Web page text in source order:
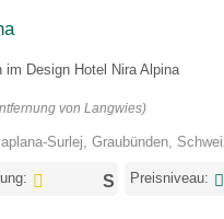
im Design Hotel Nira Alpina
von Langwies)
Surlej, Graubünden,
Preisniveau: